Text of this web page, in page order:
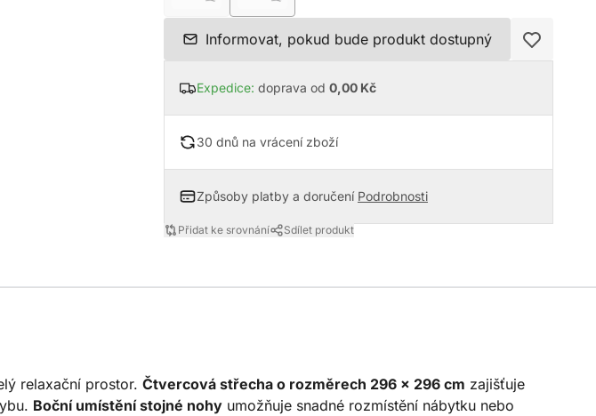
Informovat, pokud bude produkt dostupný
Expedice: doprava od 0,00 Kč
30 dnů na vrácení zboží
Způsoby platby a doručení Podrobnosti
Přidat ke srovnání Sdílet produkt
relaxační prostor. Čtvercová střecha o rozměrech 296 × 296 cm zajišťuje
Boční umístění stojné nohy umožňuje snadné rozmístění nábytku nebo